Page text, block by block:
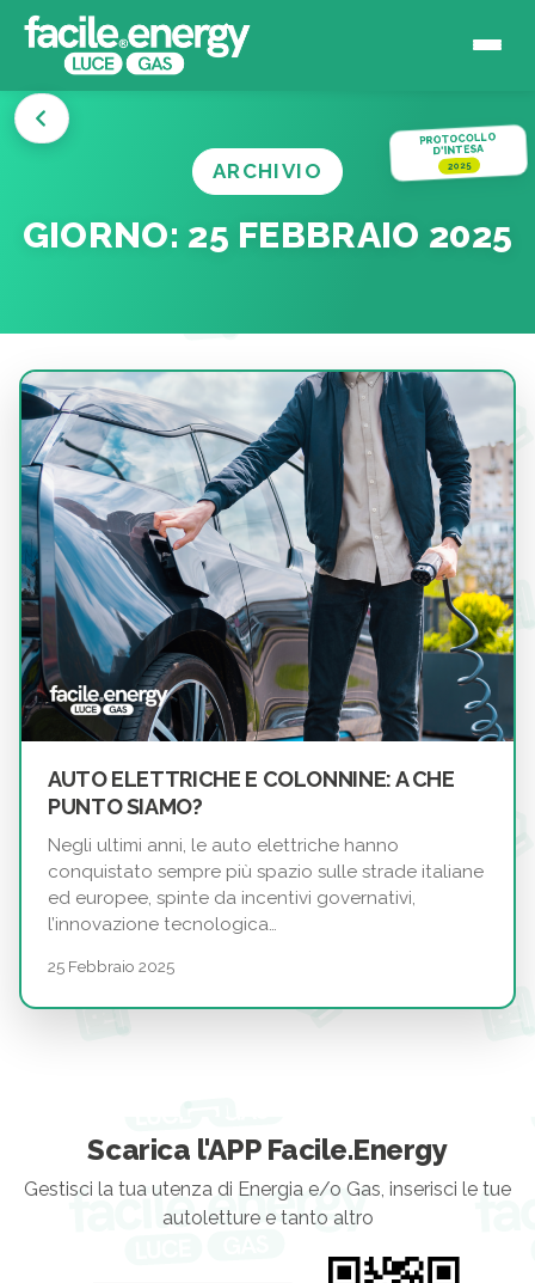
PROTOCOLLO
D'INTESA
2025
ARCHIVIO
GIORNO: 25 FEBBRAIO 2025
AUTO ELETTRICHE E COLONNINE: A CHE
PUNTO SIAMO?
Negli ultimi anni, le auto elettriche hanno
conquistato sempre più spazio sulle strade italiane
ed europee, spinte da incentivi governativi,
l’innovazione tecnologica…
25 Febbraio 2025
Scarica l'APP Facile.Energy
Gestisci la tua utenza di Energia e/o Gas, inserisci le tue
autoletture e tanto altro